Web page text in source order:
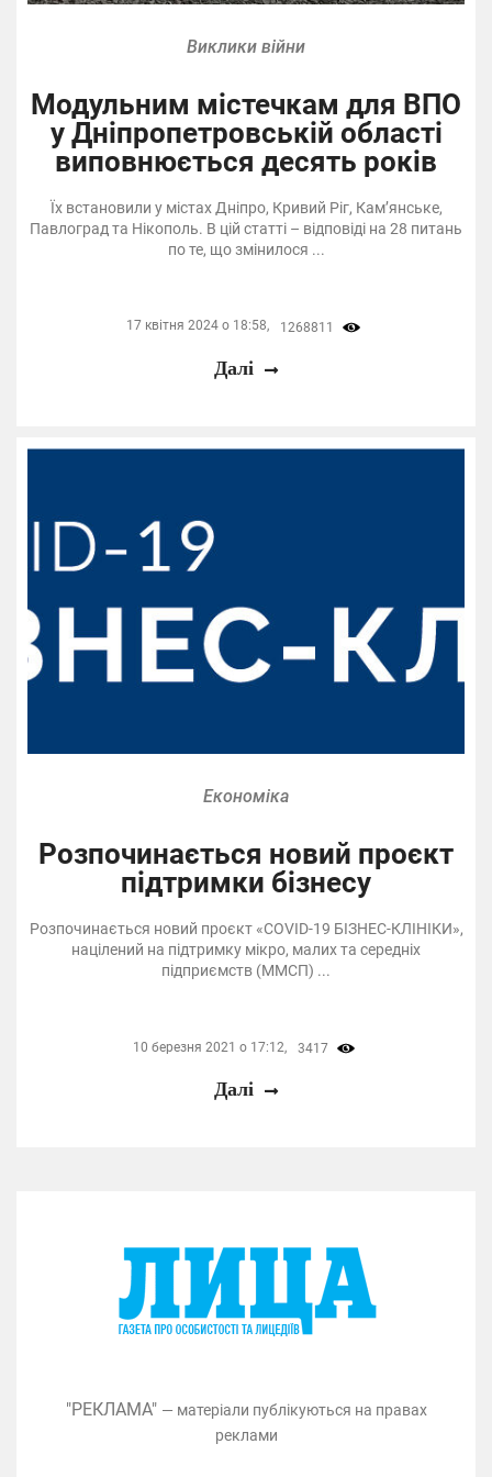
Виклики війни
Модульним містечкам для ВПО
у Дніпропетровській області
виповнюється десять років
Їх встановили у містах Дніпро, Кривий Ріг, Кам’янське,
Павлоград та Нікополь. В цій статті – відповіді на 28 питань
по те, що змінилося ...
17 квітня 2024 о 18:58, 1268811
Далі
Економіка
Розпочинається новий проєкт
підтримки бізнесу
Розпочинається новий проєкт «COVID-19 БІЗНЕС-КЛІНІКИ»,
націлений на підтримку мікро, малих та середніх
підприємств (ММСП) ...
10 березня 2021 о 17:12, 3417
Далі
"РЕКЛАМА" — матеріали публікуються на правах
реклами